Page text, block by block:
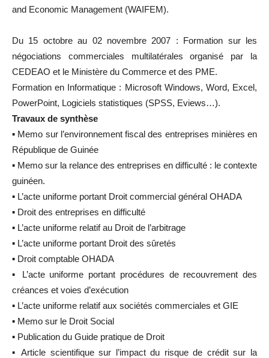
and Economic Management (WAIFEM).
Du 15 octobre au 02 novembre 2007 : Formation sur les
négociations commerciales multilatérales organisé par la
CEDEAO et le Ministère du Commerce et des PME.
Formation en Informatique : Microsoft Windows, Word, Excel,
PowerPoint, Logiciels statistiques (SPSS, Eviews…).
Travaux de synthèse
▪ Memo sur l’environnement fiscal des entreprises minières en
République de Guinée
▪ Memo sur la relance des entreprises en difficulté : le contexte
guinéen.
▪ L’acte uniforme portant Droit commercial général OHADA
▪ Droit des entreprises en difficulté
▪ L’acte uniforme relatif au Droit de l’arbitrage
▪ L’acte uniforme portant Droit des sûretés
▪ Droit comptable OHADA
▪ L’acte uniforme portant procédures de recouvrement des
créances et voies d’exécution
▪ L’acte uniforme relatif aux sociétés commerciales et GIE
▪ Memo sur le Droit Social
▪ Publication du Guide pratique de Droit
▪ Article scientifique sur l’impact du risque de crédit sur la